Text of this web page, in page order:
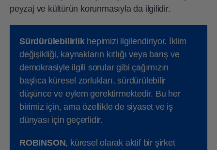
peyzaj ve kültürün korunmasıyla da ilgilidir.
Sürdürülebilirlik hepimizi ilgilendiriyor. İklim
değişikliği, kaynakların kıtlığı veya barış ve
demokrasiyle ilgili sorular gibi çağımızın
başlıca küresel zorlukları, sürdürülebilir
düşünce ve eylem gerektirmektedir. Bu her
birimiz için, ama özellikle de siyaset ve iş
dünyası için geçerlidir.
ROBINSON, küresel olarak aktif bir şirket